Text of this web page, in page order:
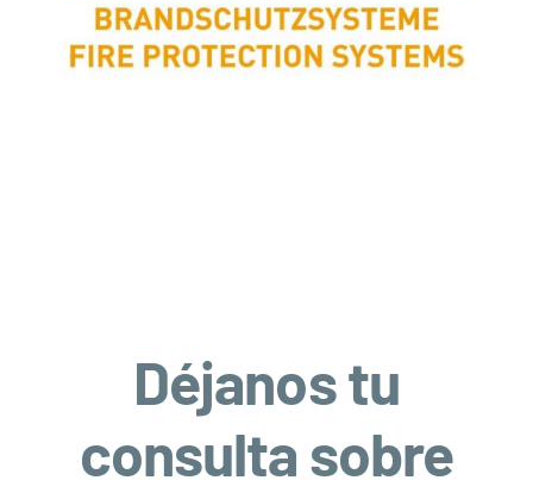
Déjanos tu
consulta sobre